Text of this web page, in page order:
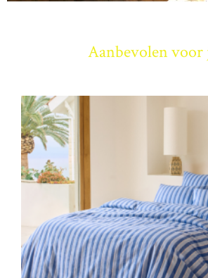
Aanbevolen voor